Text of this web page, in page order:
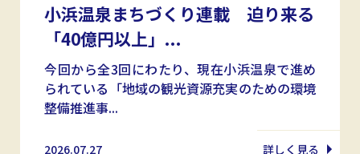
小浜温泉まちづくり連載 迫り来る
「40億円以上」...
今回から全3回にわたり、現在小浜温泉で進め
られている「地域の観光資源充実のための環境
整備推進事...
2026.07.27 詳しく見る